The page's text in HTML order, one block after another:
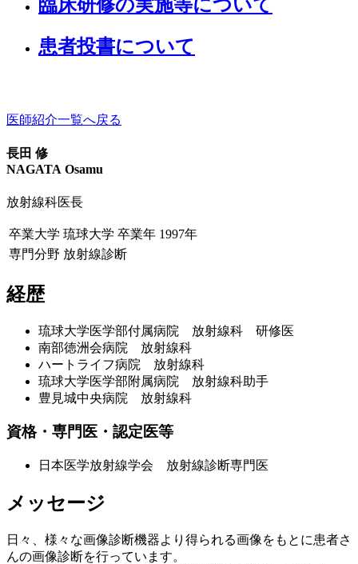
臨床研修の実施等について
患者投書について
医師紹介一覧へ戻る
長田 修
NAGATA Osamu
放射線科医長
卒業大学 琉球大学 卒業年 1997年
専門分野 放射線診断
経歴
琉球大学医学部付属病院 放射線科 研修医
南部徳洲会病院 放射線科
ハートライフ病院 放射線科
琉球大学医学部附属病院 放射線科助手
豊見城中央病院 放射線科
資格・専門医・認定医等
日本医学放射線学会 放射線診断専門医
メッセージ
日々、様々な画像診断機器より得られる画像をもとに患者さ
んの画像診断を行っています。